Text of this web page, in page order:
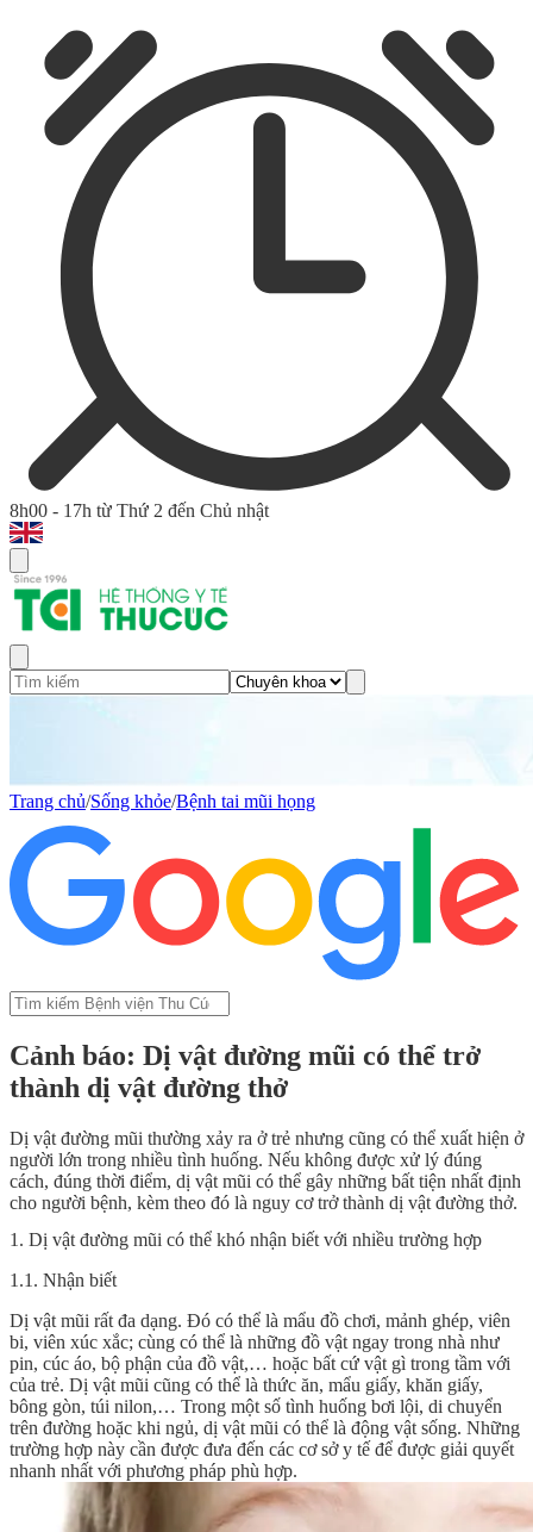
8h00 - 17h từ Thứ 2 đến Chủ nhật
Trang chủ/Sống khỏe/Bệnh tai mũi họng
Cảnh báo: Dị vật đường mũi có thể trở
thành dị vật đường thở
Dị vật đường mũi thường xảy ra ở trẻ nhưng cũng có thể xuất hiện ở
người lớn trong nhiều tình huống. Nếu không được xử lý đúng
cách, đúng thời điểm, dị vật mũi có thể gây những bất tiện nhất định
cho người bệnh, kèm theo đó là nguy cơ trở thành dị vật đường thở.
1. Dị vật đường mũi có thể khó nhận biết với nhiều trường hợp
1.1. Nhận biết
Dị vật mũi rất đa dạng. Đó có thể là mẩu đồ chơi, mảnh ghép, viên
bi, viên xúc xắc; cùng có thể là những đồ vật ngay trong nhà như
pin, cúc áo, bộ phận của đồ vật,… hoặc bất cứ vật gì trong tầm với
của trẻ. Dị vật mũi cũng có thể là thức ăn, mẩu giấy, khăn giấy,
bông gòn, túi nilon,… Trong một số tình huống bơi lội, di chuyển
trên đường hoặc khi ngủ, dị vật mũi có thể là động vật sống. Những
trường hợp này cần được đưa đến các cơ sở y tế để được giải quyết
nhanh nhất với phương pháp phù hợp.